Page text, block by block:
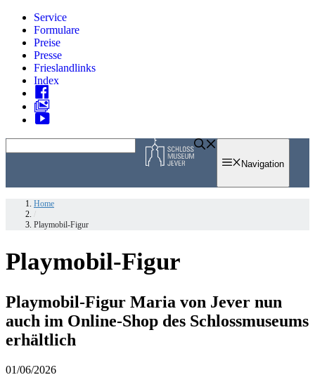
Zum
Inhalt
springen
Service
Formulare
Preise
Presse
Frieslandlinks
Index
to
Navigation
Home
Playmobil-Figur
Playmobil-Figur
Playmobil-Figur Maria von Jever nun
auch im Online-Shop des Schlossmuseums
erhältlich
01/06/2026